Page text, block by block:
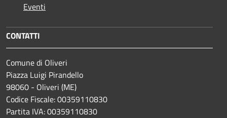
Eventi
CONTATTI
Comune di Oliveri
Piazza Luigi Pirandello
98060 - Oliveri (ME)
Codice Fiscale: 00359110830
Partita IVA: 00359110830